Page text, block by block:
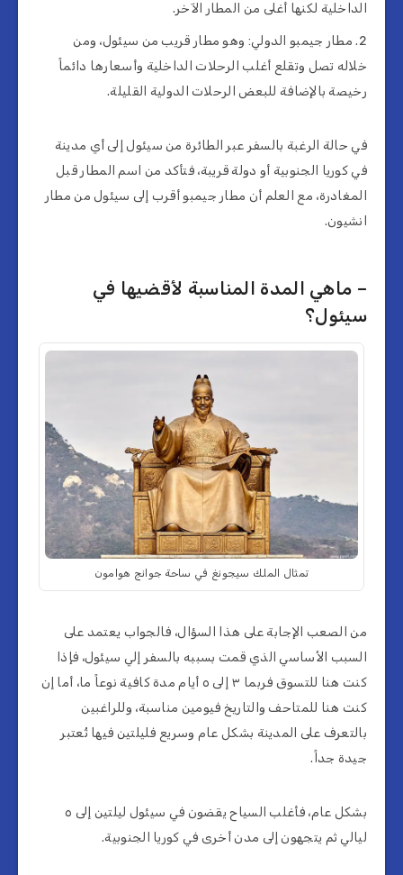
الداخلية لكنها أغلى من المطار الآخر.
مطار جيمبو الدولي: وهو مطار قريب من سيئول، ومن
خلاله تصل وتقلع أغلب الرحلات الداخلية وأسعارها دائماً
رخيصة بالإضافة للبعض الرحلات الدولية القليلة.
في حالة الرغبة بالسفر عبر الطائرة من سيئول إلى أي مدينة
في كوريا الجنوبية أو دولة قريبة، فتأكد من اسم المطار قبل
المغادرة، مع العلم أن مطار جيمبو أقرب إلى سيئول من مطار
انشيون.
– ماهي المدة المناسبة لأقضيها في
سيئول؟
تمثال الملك سيجونغ في ساحة جوانج هوامون
من الصعب الإجابة على هذا السؤال، فالجواب يعتمد على
السبب الأساسي الذي قمت بسببه بالسفر إلي سيئول، فإذا
كنت هنا للتسوق فربما ٣ إلى ٥ أيام مدة كافية نوعاً ما، أما إن
كنت هنا للمتاحف والتاريخ فيومين مناسبة، وللراغبين
بالتعرف على المدينة بشكل عام وسريع فليلتين فيها تُعتبر
جيدة جداً.
بشكل عام، فأغلب السياح يقضون في سيئول ليلتين إلى ٥
ليالي ثم يتجهون إلى مدن أخرى في كوريا الجنوبية.